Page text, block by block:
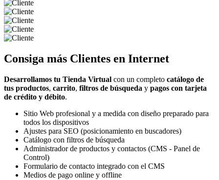
Consiga más Clientes en Internet
Desarrollamos tu Tienda Virtual con un completo catálogo de
tus productos, carrito, filtros de búsqueda y pagos con tarjeta
de crédito y débito.
Sitio Web profesional y a medida con diseño preparado para
todos los dispositivos
Ajustes para SEO (posicionamiento en buscadores)
Catálogo con filtros de búsqueda
Administrador de productos y contactos (CMS - Panel de
Control)
Formulario de contacto integrado con el CMS
Medios de pago online y offline